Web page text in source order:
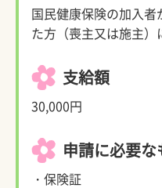
国民健康保険の加入
た方（喪主又は施主）
支給額
30,000円
申請に必要な
・保険証